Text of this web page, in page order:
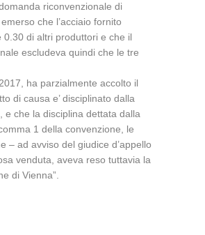
riconvenzionale di
che l’acciaio fornito
di altri produttori e che il
escludeva quindi che le tre
ha parzialmente accolto il
di causa e’ disciplinato dalla
che la disciplina dettata dalla
1 della convenzione, le
– ad avviso del giudice d’appello
venduta, aveva reso tuttavia la
di Vienna”.